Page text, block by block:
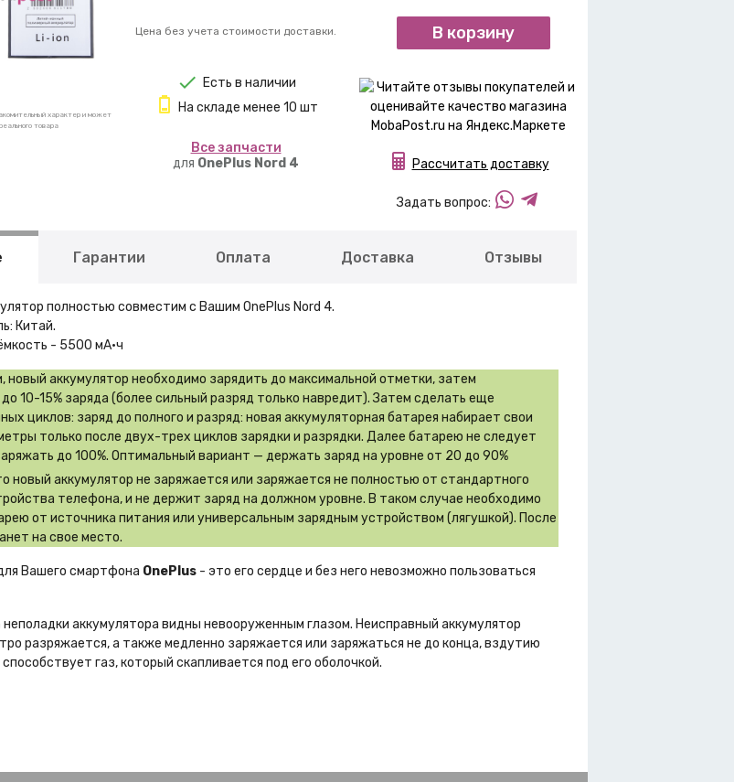
характер и может
товара
Цена без учета стоимости доставки.
Есть в наличии
На складе менее 10 шт
Вcе запчасти
для OnePlus Nord 4
В корзину
Рассчитать доставку
Задать вопрос:
Гарантии Оплата Доставка Отзывы
полностью совместим с Вашим OnePlus Nord 4.
Китай.
- 5500 мА·ч
новый аккумулятор необходимо зарядить до максимальной отметки, затем
10-15% заряда (более сильный разряд только навредит). Затем сделать еще
циклов: заряд до полного и разряд: новая аккумуляторная батарея набирает свои
только после двух-трех циклов зарядки и разрядки. Далее батарею не следует
до 100%. Оптимальный вариант — держать заряд на уровне от 20 до 90%
новый аккумулятор не заряжается или заряжается не полностью от стандартного
телефона, и не держит заряд на должном уровне. В таком случае необходимо
от источника питания или универсальным зарядным устройством (лягушкой). После
на свое место.
Вашего смартфона OnePlus - это его сердце и без него невозможно пользоваться
неполадки аккумулятора видны невооруженным глазом. Неисправный аккумулятор
разряжается, а также медленно заряжается или заряжаться не до конца, вздутию
газ, который скапливается под его оболочкой.